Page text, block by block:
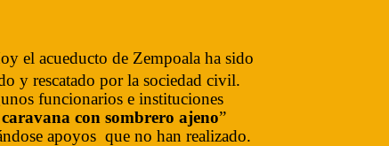
el acueducto de Zempoala ha sido
y rescatado por la sociedad civil.
funcionarios e instituciones
caravana con sombrero ajeno”
apoyos que no han realizado.